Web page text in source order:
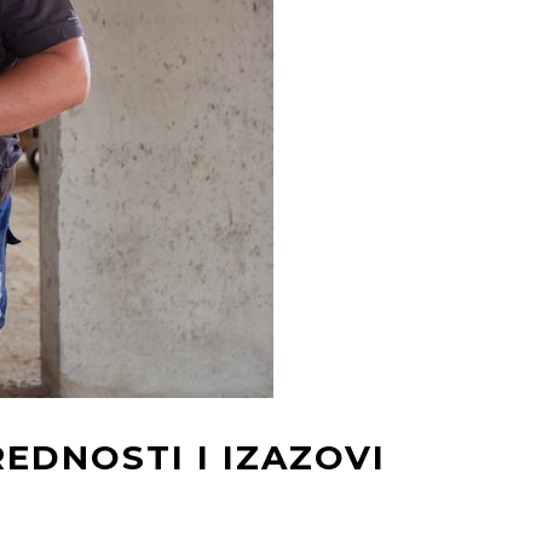
I IZAZOVI